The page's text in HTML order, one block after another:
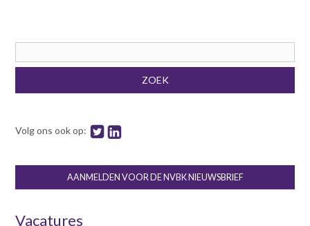
ZOEK
Volg ons ook op:
AANMELDEN VOOR DE NVBK NIEUWSBRIEF
Vacatures